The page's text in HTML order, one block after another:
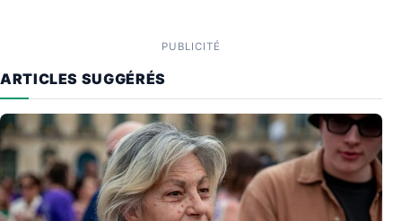
PUBLICITÉ
ARTICLES SUGGÉRÉS